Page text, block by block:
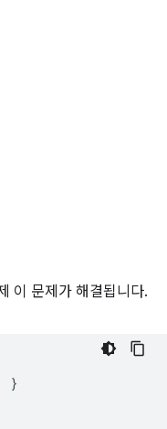
이 문제가 해결됩니다.
}